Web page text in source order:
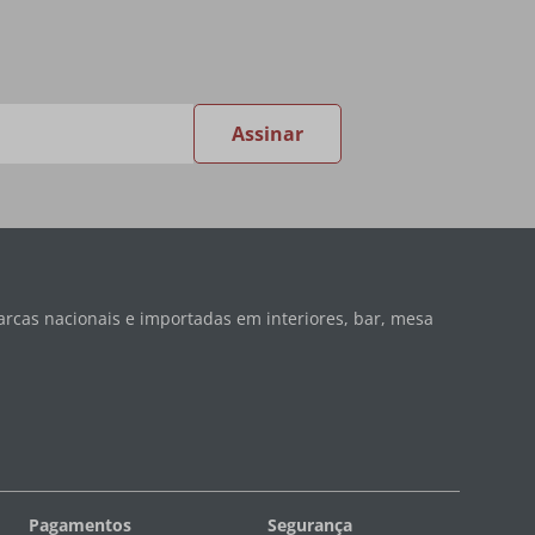
Assinar
nacionais e importadas em interiores, bar, mesa
Pagamentos Segurança